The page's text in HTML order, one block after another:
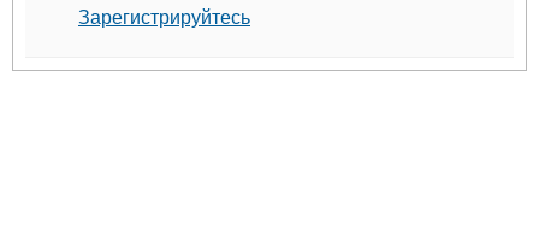
Зарегистрируйтесь